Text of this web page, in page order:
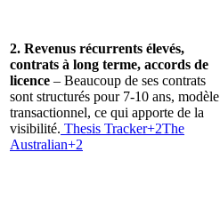
2. Revenus récurrents élevés,
contrats à long terme, accords de
licence – Beaucoup de ses contrats
sont structurés pour 7-10 ans, modèle
transactionnel, ce qui apporte de la
visibilité. Thesis Tracker+2The
Australian+2